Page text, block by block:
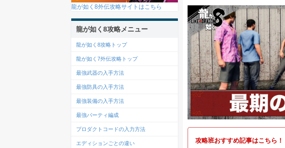
攻略班おすすめ記事はこちら！
龍が如く8外伝攻略サイトはこちら
龍が如く8攻略メニュー
龍が如く8攻略トップ
龍が如く7外伝攻略トップ
最強武器の入手方法
最強防具の入手方法
最強装備の入手方法
最強パーティ編成
プロダクトコードの入力方法
エディションごとの違い